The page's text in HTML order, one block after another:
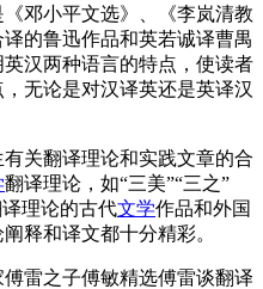
邓小平文选》、《李岚清教
的鲁迅作品和英若诚译曹禺
汉两种语言的特点，使读者
无论是对汉译英还是英译汉
有关翻译理论和实践文章的合
翻译理论，如“三美”“三之”
理论的古代文学作品和外国
释和译文都十分精彩。
傅雷之子傅敏精选傅雷谈翻译